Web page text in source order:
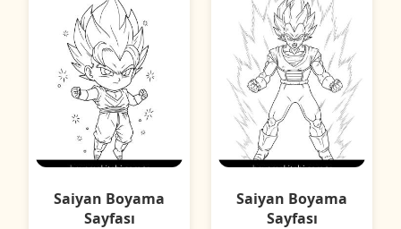
Saiyan Boyama
Sayfası
Saiyan Boyama
Sayfası